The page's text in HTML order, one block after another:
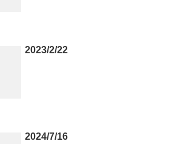
2023/2/22
2024/7/16